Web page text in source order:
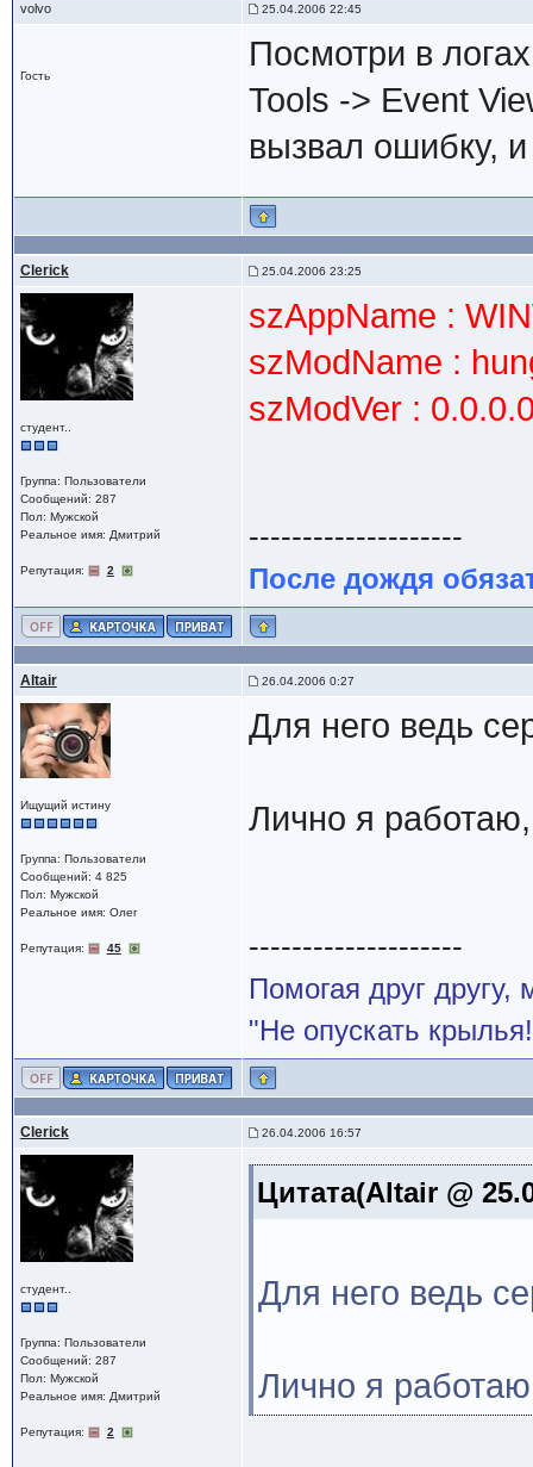
volvo 25.04.2006 22:45
Гость
Посмотри в
Tools -> Event
вызвал ошибку,
Clerick 25.04.2006 23:25
студент..
Группа: Пользователи
Сообщений: 287
Пол: Мужской
Реальное имя: Дмитрий
Репутация: 2
szAppName :
szModName :
szModVer :
--------------------
После дождя
Altair 26.04.2006 0:27
Ищущий истину
Группа: Пользователи
Сообщений: 4 825
Пол: Мужской
Реальное имя: Олег
Репутация: 45
Для него ведь
Лично я
--------------------
Помогая друг
"Не опускать
Clerick 26.04.2006 16:57
студент..
Группа: Пользователи
Сообщений: 287
Пол: Мужской
Реальное имя: Дмитрий
Репутация: 2
Цитата(Altair @
Для него ведь
Лично я